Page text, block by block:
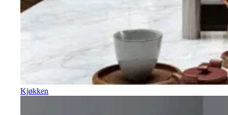
Kjøkken